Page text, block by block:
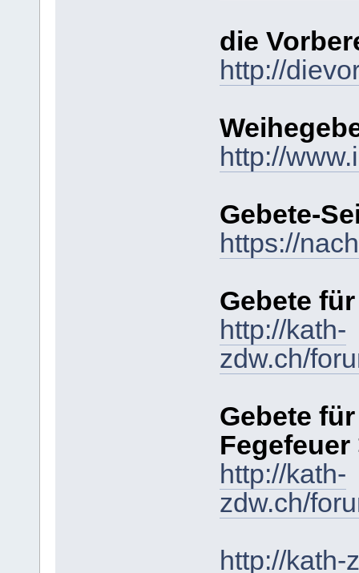
die
http://
http://
Gebete-
https://
Gebete
http://kath-
zdw.ch/
Gebete
Fegefeuer
http://kath-
zdw.ch/
http://kath-